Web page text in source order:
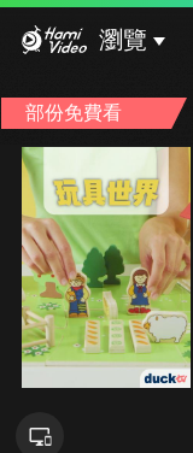
瀏覽
部份免費看